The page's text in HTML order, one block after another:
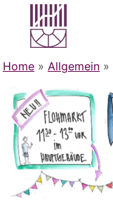
Home » Allgemein »